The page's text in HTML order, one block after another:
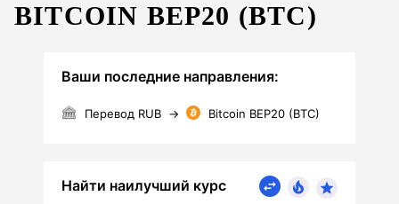
BITCOIN BEP20 (BTC)
Ваши последние направления:
Перевод RUB → Bitcoin BEP20 (BTC)
Найти наилучший курс